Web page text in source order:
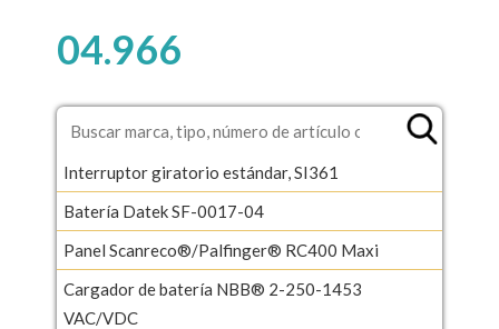
04.966
Interruptor giratorio estándar, SI361
Batería Datek SF-0017-04
Panel Scanreco®/Palfinger® RC400 Maxi
Cargador de batería NBB® 2-250-1453
VAC/VDC